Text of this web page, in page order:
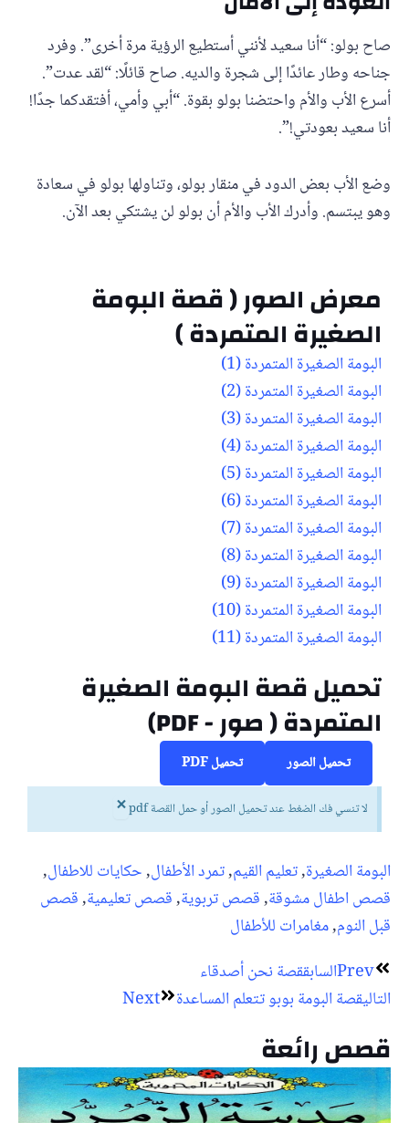
صاح بولو: “أنا سعيد لأنني أستطيع الرؤية مرة أخرى”. وفرد
جناحه وطار عائدًا إلى شجرة والديه. صاح قائلًا: “لقد عدت”.
أسرع الأب والأم واحتضنا بولو بقوة. “أبي وأمي، أفتقدكما جدًا!
أنا سعيد بعودتي!”.
وضع الأب بعض الدود في منقار بولو، وتناولها بولو في سعادة
وهو يبتسم. وأدرك الأب والأم أن بولو لن يشتكي بعد الآن.
معرض الصور ( قصة البومة
الصغيرة المتمردة )
البومة الصغيرة المتمردة (1)
البومة الصغيرة المتمردة (2)
البومة الصغيرة المتمردة (3)
البومة الصغيرة المتمردة (4)
البومة الصغيرة المتمردة (5)
البومة الصغيرة المتمردة (6)
البومة الصغيرة المتمردة (7)
البومة الصغيرة المتمردة (8)
البومة الصغيرة المتمردة (9)
البومة الصغيرة المتمردة (10)
البومة الصغيرة المتمردة (11)
تحميل قصة البومة الصغيرة
المتمردة ( صور - PDF)
تحميل الصور تحميل PDF
لا تنسي فك الضغط عند تحميل الصور أو حمل القصة pdf ×
البومة الصغيرة,تعليم القيم,تمرد الأطفال,حكايات للاطفال,
قصص اطفال مشوقة,قصص تربوية,قصص تعليمية,قصص
قبل النوم,مغامرات للأطفال
Prevالسابققصة نحن أصدقاء
التاليقصة البومة بوبو تتعلم المساعدة Next
قصص رائعة